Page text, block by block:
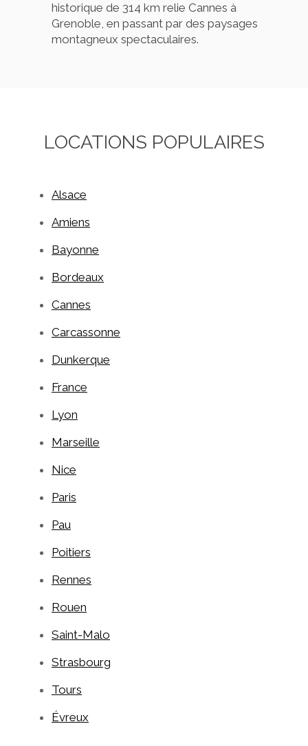
historique de 314 km relie Cannes à
Grenoble, en passant par des paysages
montagneux spectaculaires.
LOCATIONS POPULAIRES
Alsace
Amiens
Bayonne
Bordeaux
Cannes
Carcassonne
Dunkerque
France
Lyon
Marseille
Nice
Paris
Pau
Poitiers
Rennes
Rouen
Saint-Malo
Strasbourg
Tours
Évreux